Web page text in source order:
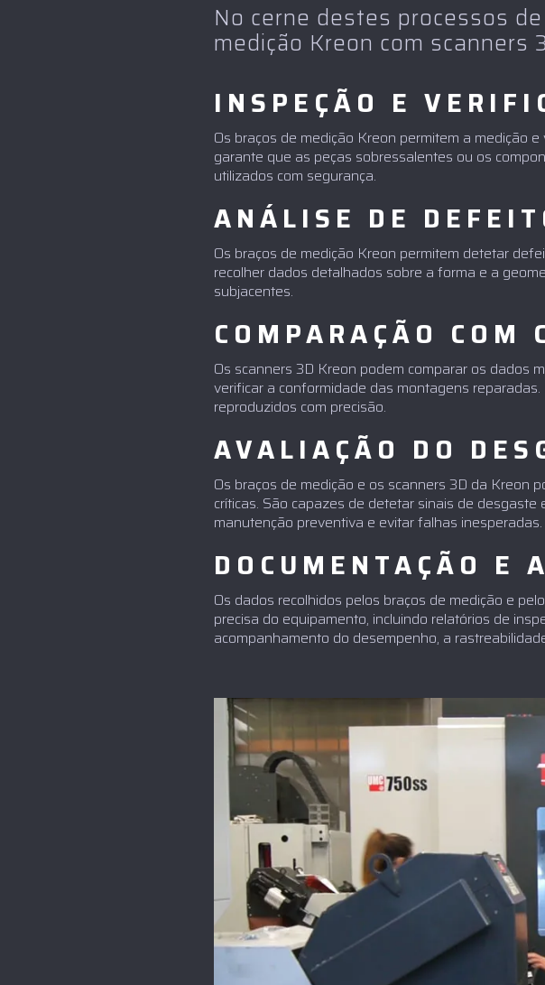
No cerne destes processos
medição Kreon com
INSPEÇÃO E
Os braços de medição Kreon permitem a medição
garante que as peças sobressalentes ou os
utilizados com segurança.
ANÁLISE DE
Os braços de medição Kreon permitem detetar
recolher dados detalhados sobre a forma e a
subjacentes.
COMPARAÇÃO COM
Os scanners 3D Kreon podem comparar os dados
verificar a conformidade das montagens
reproduzidos com precisão.
AVALIAÇÃO DO
Os braços de medição e os scanners 3D da Kreon
críticas. São capazes de detetar sinais de
manutenção preventiva e evitar falhas inesperadas.
DOCUMENTAÇÃO E
Os dados recolhidos pelos braços de medição e
precisa do equipamento, incluindo relatórios de
acompanhamento do desempenho, a